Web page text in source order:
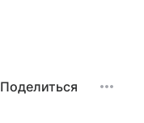
Поделиться